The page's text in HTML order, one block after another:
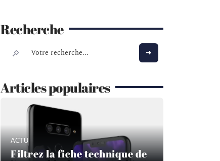
Recherche
Articles populaires
ACTU
Filtrez la fiche technique de